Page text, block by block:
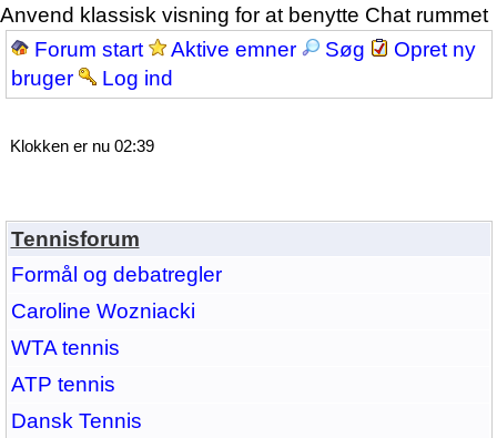
Anvend klassisk visning for at benytte Chat rummet
Forum start Aktive emner Søg
Opret ny
bruger
Log ind
Klokken er nu 02:39
Tennisforum
Formål og debatregler
Caroline Wozniacki
WTA tennis
ATP tennis
Dansk Tennis